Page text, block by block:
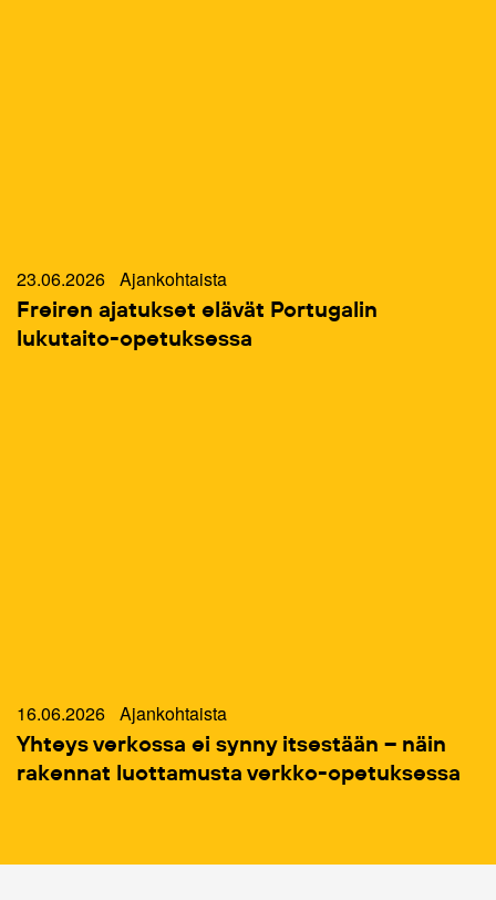
23.06.2026 Ajankohtaista
Freiren ajatukset elävät Portugalin
lukutaito-opetuksessa
16.06.2026 Ajankohtaista
Yhteys verkossa ei synny itsestään – näin
rakennat luottamusta verkko-opetuksessa